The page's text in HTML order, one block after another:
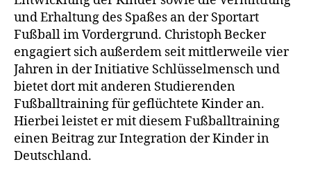
und Erhaltung des Spaßes an der Sportart
Fußball im Vordergrund. Christoph Becker
engagiert sich außerdem seit mittlerweile vier
Jahren in der Initiative Schlüsselmensch und
bietet dort mit anderen Studierenden
Fußballtraining für geflüchtete Kinder an.
Hierbei leistet er mit diesem Fußballtraining
einen Beitrag zur Integration der Kinder in
Deutschland.